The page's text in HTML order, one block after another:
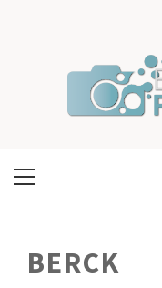
Primary
BERCK